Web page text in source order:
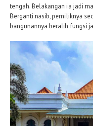
tengah. Belakangan ia jadi
Berganti nasib, pemiliknya
bangunannya beralih fungsi